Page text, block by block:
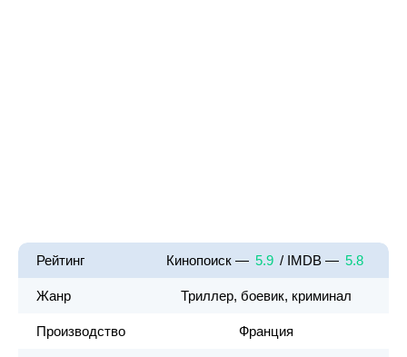
Рейтинг Кинопоиск — 5.9 / IMDB — 5.8
Жанр Триллер, боевик, криминал
Производство Франция